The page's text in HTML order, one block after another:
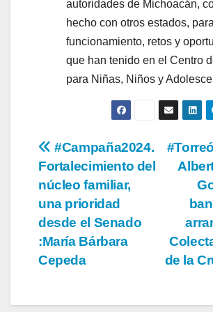
autoridades de Michoacán,
hecho con otros estados,
funcionamiento, retos y
que han tenido en el Centro
para Niñas, Niños y
Navegación
de
entradas
de la
#Campaña2024.
Fortalecimiento del
núcleo familiar,
una prioridad
desde el Senado
:María Bárbara
Cepeda